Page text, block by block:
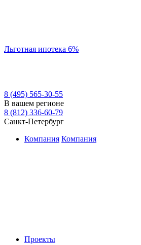
Льготная ипотека 6%
8 (495) 565-30-55
В вашем регионе
8 (812) 336-60-79
Санкт-Петербург
Компания Компания
Проекты